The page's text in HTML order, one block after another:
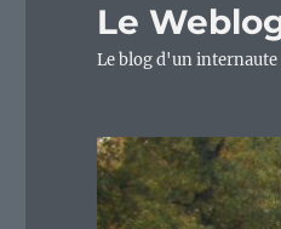
Le
Le blog d'un